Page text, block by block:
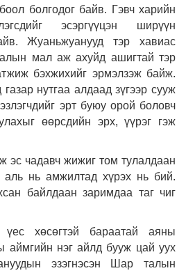
болгодог байв. Гэвч харийн
эсэргүүцэн ширүүн
Жуаньжуанууд тэр хавиас
мал аж ахуйд ашигтай тэр
бэхжихийг эрмэлзэж байж.
газар нутгаа алдаад зүгээр сууж
эрт буюу орой боловч
өөрсдийн эрх, үүрэг гэж
эс чадавч жижиг том тулалдаан
аль нь амжилтад хүрэх нь бий.
байлдаан заримдаа таг чиг
хөсөгтэй бараатай аяны
аймгийн нэг айлд бууж цай уух
эзэгнэсэн Шар талын